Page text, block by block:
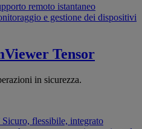
remoto istantaneo
e gestione dei dispositivi
Tensor
in sicurezza.
Sicuro, flessibile, integrato